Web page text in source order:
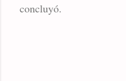
concluyó.